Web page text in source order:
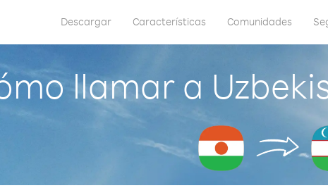
Descargar Características Comunidades
llamar a